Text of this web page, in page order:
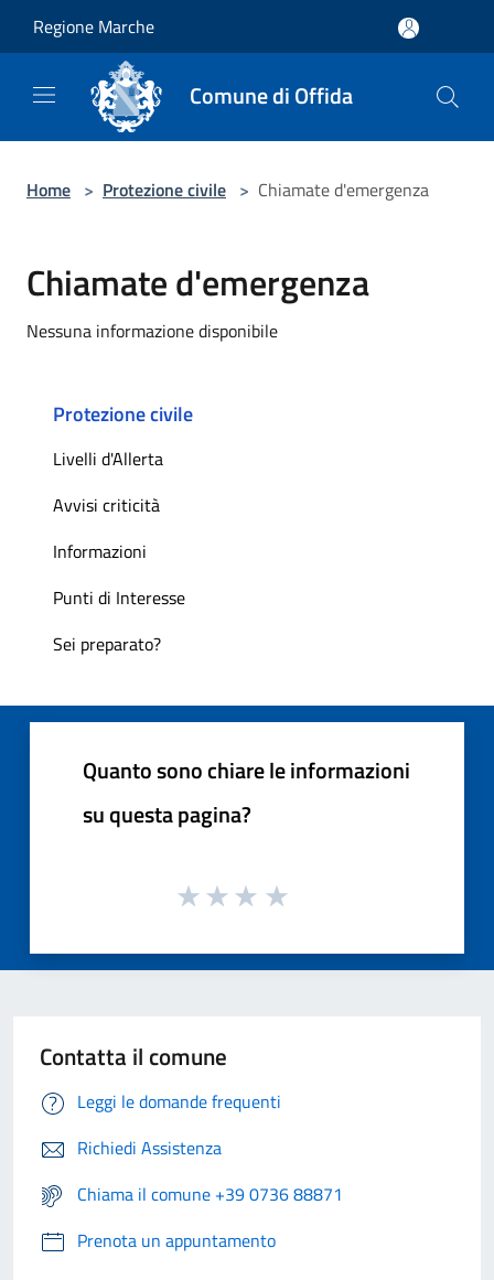
Regione Marche
Comune di Offida
Home > Protezione civile > Chiamate d'emergenza
Chiamate d'emergenza
Nessuna informazione disponibile
Protezione civile
Livelli d'Allerta
Avvisi criticità
Informazioni
Punti di Interesse
Sei preparato?
Quanto sono chiare le informazioni
su questa pagina?
Contatta il comune
Leggi le domande frequenti
Richiedi Assistenza
Chiama il comune +39 0736 88871
Prenota un appuntamento